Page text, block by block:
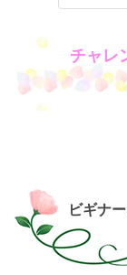
チャレ
ビギナ